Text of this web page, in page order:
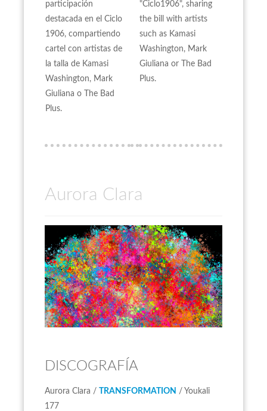
participación
destacada en el Ciclo
1906, compartiendo
cartel con artistas de
la talla de Kamasi
Washington, Mark
Giuliana o The Bad
Plus.
"Ciclo1906", sharing
the bill with artists
such as Kamasi
Washington, Mark
Giuliana or The Bad
Plus.
Aurora Clara
DISCOGRAFÍA
Aurora Clara / TRANSFORMATION / Youkali
177